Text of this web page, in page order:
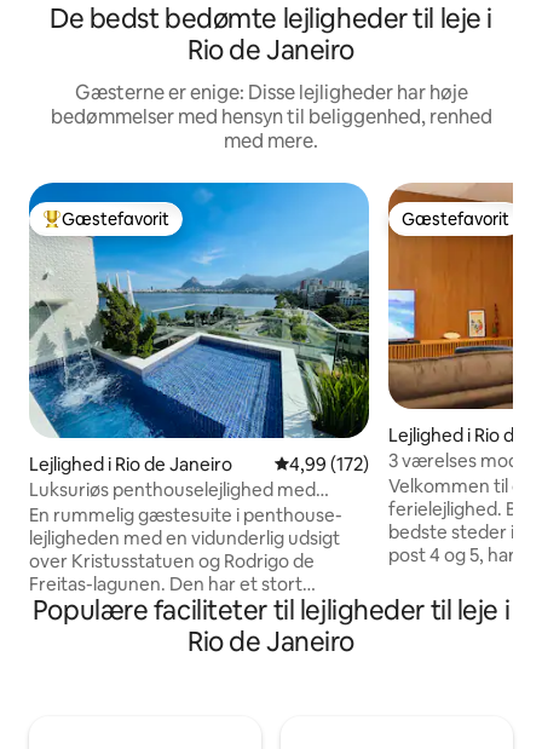
De bedst bedømte lejligheder til leje i
Rio de Janeiro
Gæsterne er enige: Disse lejligheder har høje
bedømmelser med hensyn til beliggenhed, renhed
med mere.
Bedste gæstefavorit
Gæstefavorit
Lejlighed i Rio de Janeiro 4,99 ud af 5 i gennemsnitlig
4,99 (172)
Luksuriøs penthouselejlighed med
swimmingpool, sauna og privatliv.
En rummelig gæstesuite i penthouse-
lejligheden med en vidunderlig udsigt
over Kristusstatuen og Rodrigo de
Freitas-lagunen. Den har et stort
udendørsområde med swimmingpool
og vandfald, et halvt badeværelse, en
dampsauna med bruser, et køkken, en
Gæstefavorit
Gæstefavorit
Lejlighed i Rio de
3 værelses
fra stranden
Velkommen til
ferielejlighed.
bedste steder i
post 4 og 5, har
Beliggende 4
stranden,
Populære faciliteter til lejligheder til leje i
Rio de Janeiro